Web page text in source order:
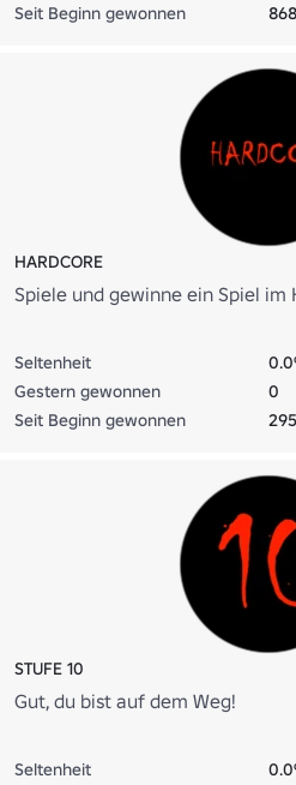
Seit Beginn gewonnen
HARDCORE
Spiele und gewinne ein Spiel im
Seltenheit
Gestern gewonnen
0
Seit Beginn gewonnen
STUFE 10
Gut, du bist auf dem Weg!
Seltenheit